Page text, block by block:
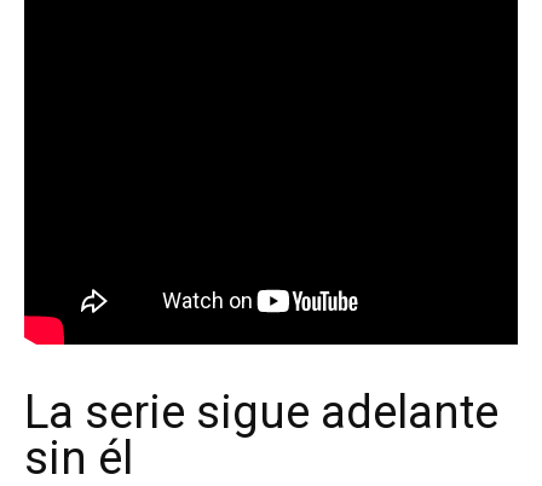
La serie sigue adelante
sin él